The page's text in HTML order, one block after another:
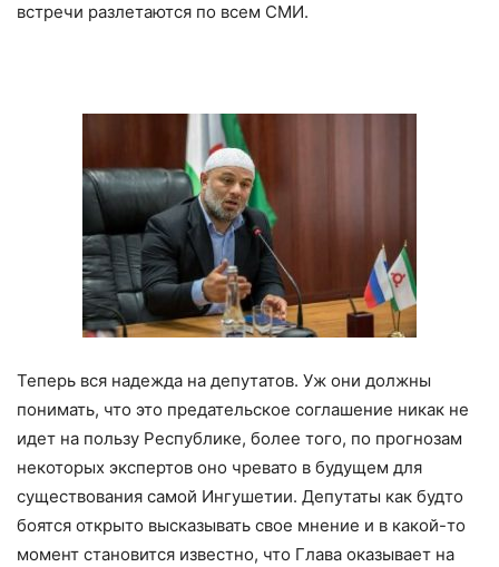
встречи разлетаются по всем СМИ.
Теперь вся надежда на депутатов. Уж они должны
понимать, что это предательское соглашение никак не
идет на пользу Республике, более того, по прогнозам
некоторых экспертов оно чревато в будущем для
существования самой Ингушетии. Депутаты как будто
боятся открыто высказывать свое мнение и в какой-то
момент становится известно, что Глава оказывает на